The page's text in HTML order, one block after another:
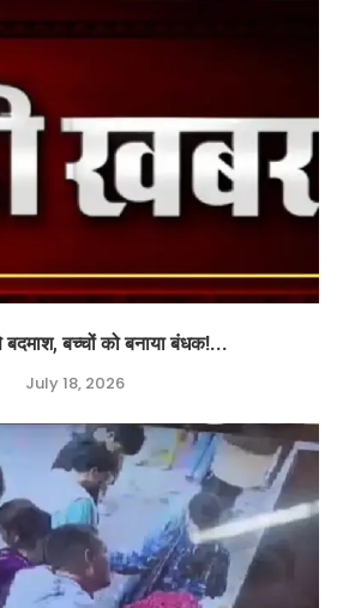
बच्चों को बनाया बंधक!...
July 18, 2026